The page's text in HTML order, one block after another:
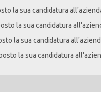
la sua candidatura
la sua candidatura
la sua candidatura
la sua candidatura